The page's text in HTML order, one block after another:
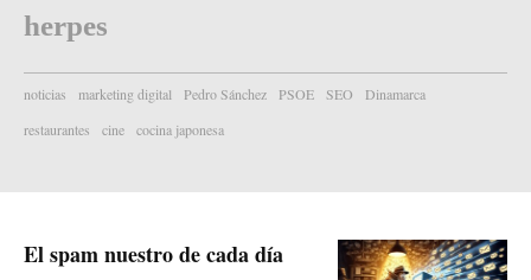
herpes
noticias marketing digital Pedro Sánchez PSOE SEO
Dinamarca
restaurantes
cine cocina japonesa
El spam nuestro de cada día